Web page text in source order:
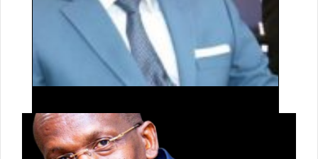
l’Assemblée nationale
Dans une lettre ouverte adressée au président de la
République, Bassirou Diomaye Faye, le président de Jëf Jël,